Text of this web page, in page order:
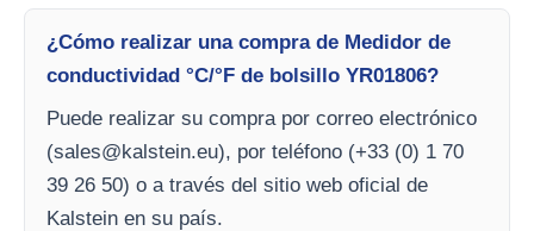
¿Cómo realizar una compra de Medidor de
conductividad °C/°F de bolsillo YR01806?
Puede realizar su compra por correo electrónico
(sales@kalstein.eu), por teléfono (+33 (0) 1 70
39 26 50) o a través del sitio web oficial de
Kalstein en su país.